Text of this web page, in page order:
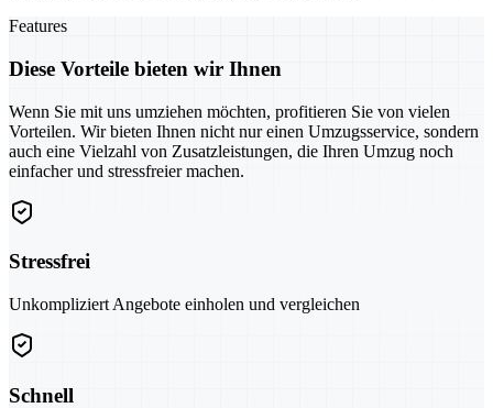
Features
Diese Vorteile bieten wir Ihnen
Wenn Sie mit uns umziehen möchten, profitieren Sie von vielen
Vorteilen. Wir bieten Ihnen nicht nur einen Umzugsservice, sondern
auch eine Vielzahl von Zusatzleistungen, die Ihren Umzug noch
einfacher und stressfreier machen.
Stressfrei
Unkompliziert Angebote einholen und vergleichen
Schnell